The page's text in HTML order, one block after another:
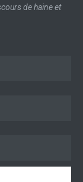
de haine et